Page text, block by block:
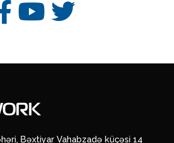
Bəxtiyar Vahabzadə küçəsi 14